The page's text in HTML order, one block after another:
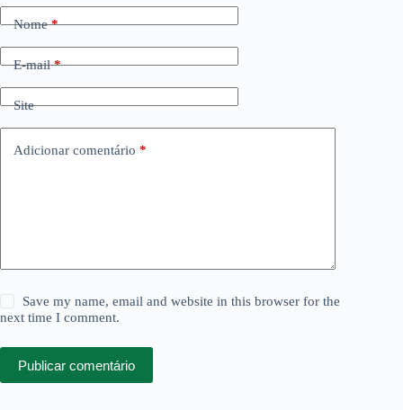
Nome*
E-mail*
Site
Adicionar comentário *
Save my name, email and website in this browser for the
next time I comment.
Publicar comentário